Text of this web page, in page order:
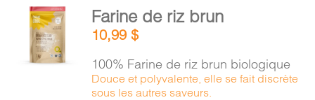
AJOUTER
AU
PANIER
/
Farine de riz brun
10,99$
100% Farine de riz brun biologique
Douce et polyvalente, elle se fait discrète
sous les autres saveurs.